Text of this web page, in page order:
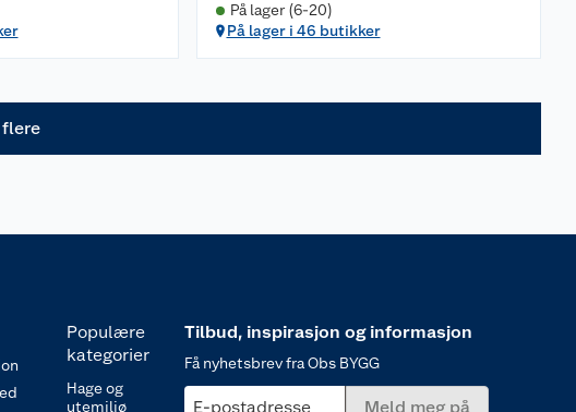
På lager (6-20)
På lager i 46 butikker
flere
Populære
kategorier
Hage og
utemiljø
Tilbud, inspirasjon og informasjon
Få nyhetsbrev fra Obs BYGG
E-postadresse Meld meg på